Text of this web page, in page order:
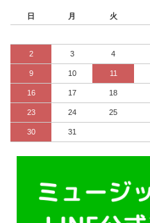
日 月 火
2 3 4
9 10 11
16 17 18
23 24 25
30 31